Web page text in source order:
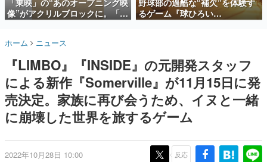
ど。多くの人々に読まれた、電ファミ渾身の“殿堂入り”記
事をまとめました。
名作ゲームクリエイターの方々に製作時のエピソードをお
きます。
赫本
この物語を解いてはいけない。『赫本』は、〈試験問題〉
の形をした短編ホラー小説集です。
これからのデジタルゲーム市場を担う若きクリエイター達
の姿を追い、彼らのルーツと情熱を探っていきます。
像”がアクリルブロックに。「東
映ヒストリカル グッズコレクシ
るゲーム『球ひろい
Simulator』が「1件」のウィッ
プロ野球選手から称賛の声
ホーム ニュース
『LIMBO』『INSIDE』の元開発スタッフ
による新作『Somerville』が11月15日に発
売決定。家族に再び会うため、イヌと一緒
に崩壊した世界を旅するゲーム
2022年10月28日 10:00 反応